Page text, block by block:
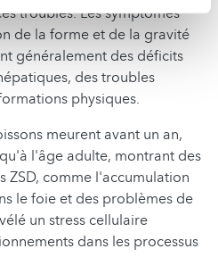
troubles. Les symptômes
de la forme et de la gravité
généralement des déficits
des troubles
physiques.
meurent avant un an,
l'âge adulte, montrant des
ZSD, comme l'accumulation
le foie et des problèmes de
un stress cellulaire
dans les processus